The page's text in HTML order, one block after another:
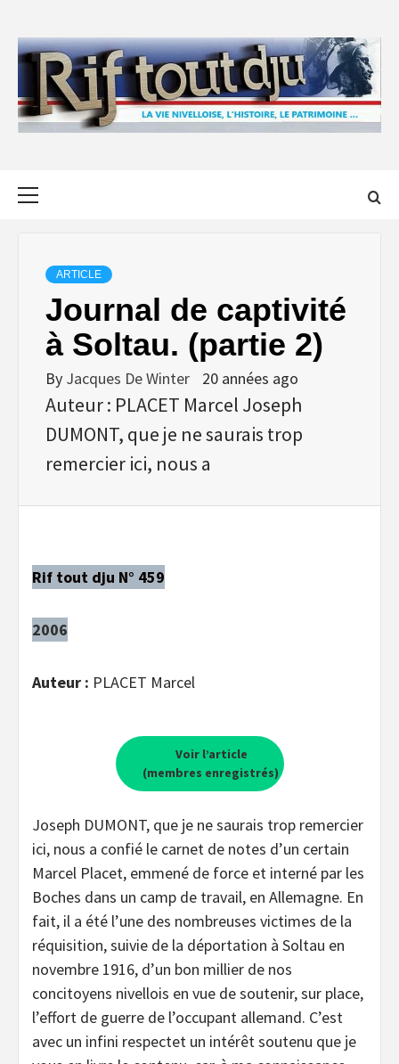
content
ARTICLE
Journal de captivité
à Soltau. (partie 2)
By Jacques De Winter 20 années ago
Auteur : PLACET Marcel Joseph
DUMONT, que je ne saurais trop
remercier ici, nous a
Rif tout dju N° 459
2006
Auteur : PLACET Marcel
Voir l’article
(membres enregistrés)
Joseph DUMONT, que je ne saurais trop remercier
ici, nous a confié le carnet de notes d’un certain
Marcel Placet, emmené de force et interné par les
Boches dans un camp de travail, en Allemagne. En
fait, il a été l’une des nombreuses victimes de la
réquisition, suivie de la déportation à Soltau en
novembre 1916, d’un bon millier de nos
concitoyens nivellois en vue de soutenir, sur place,
l’effort de guerre de l’occupant allemand. C’est
avec un infini respectet un intérêt soutenu que je